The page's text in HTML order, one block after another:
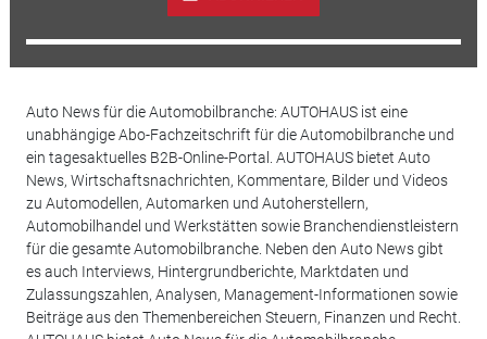
Auto News für die Automobilbranche: AUTOHAUS ist eine
unabhängige Abo-Fachzeitschrift für die Automobilbranche und
ein tagesaktuelles B2B-Online-Portal. AUTOHAUS bietet Auto
News, Wirtschaftsnachrichten, Kommentare, Bilder und Videos
zu Automodellen, Automarken und Autoherstellern,
Automobilhandel und Werkstätten sowie Branchendienstleistern
für die gesamte Automobilbranche. Neben den Auto News gibt
es auch Interviews, Hintergrundberichte, Marktdaten und
Zulassungszahlen, Analysen, Management-Informationen sowie
Beiträge aus den Themenbereichen Steuern, Finanzen und Recht.